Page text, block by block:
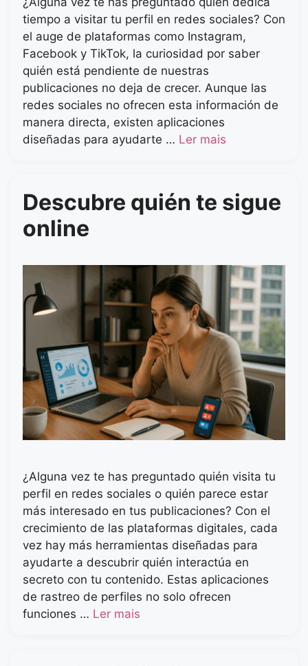
tiempo a visitar tu perfil en redes sociales? Con
el auge de plataformas como Instagram,
Facebook y TikTok, la curiosidad por saber
quién está pendiente de nuestras
publicaciones no deja de crecer. Aunque las
redes sociales no ofrecen esta información de
manera directa, existen aplicaciones
diseñadas para ayudarte … Ler mais
Descubre quién te sigue
online
¿Alguna vez te has preguntado quién visita tu
perfil en redes sociales o quién parece estar
más interesado en tus publicaciones? Con el
crecimiento de las plataformas digitales, cada
vez hay más herramientas diseñadas para
ayudarte a descubrir quién interactúa en
secreto con tu contenido. Estas aplicaciones
de rastreo de perfiles no solo ofrecen
funciones … Ler mais